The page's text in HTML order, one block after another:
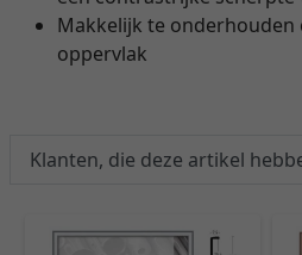
Makkelijk te onderhouden
oppervlak
Klanten, die deze artikel